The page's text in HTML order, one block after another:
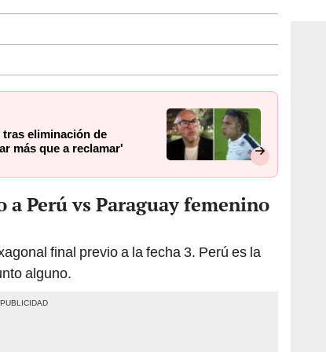
eliminación de
más que a reclamar'
Perú vs Paraguay femenino
final previo a la fecha 3. Perú es la
alguno.